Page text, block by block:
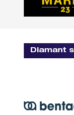
Diamant